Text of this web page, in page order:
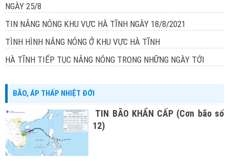
NGÀY 25/8
TIN NẮNG NÓNG KHU VỰC HÀ TĨNH NGÀY 18/8/2021
TÌNH HÌNH NẮNG NÓNG Ở KHU VỰC HÀ TĨNH
HÀ TĨNH TIẾP TỤC NẮNG NÓNG TRONG NHỮNG NGÀY TỚI
BÃO, ÁP THẤP NHIỆT ĐỚI
TIN BÃO KHẨN CẤP (Cơn bão số
12)